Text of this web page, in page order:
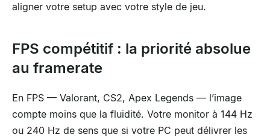
aligner votre setup avec votre style de jeu.
FPS compétitif : la priorité absolue
au framerate
En FPS — Valorant, CS2, Apex Legends — l’image
compte moins que la fluidité. Votre monitor à 144 Hz
ou 240 Hz de sens que si votre PC peut délivrer les